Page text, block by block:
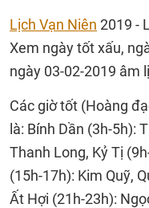
Lịch Vạn Niên 2019 -
Xem ngày tốt xấu,
ngày 03-02-2019 âm
Các giờ tốt (Hoàng
là: Bính Dần (3h-5h):
Thanh Long, Kỷ Tị
(15h-17h): Kim Quỹ,
Ất Hợi (21h-23h):